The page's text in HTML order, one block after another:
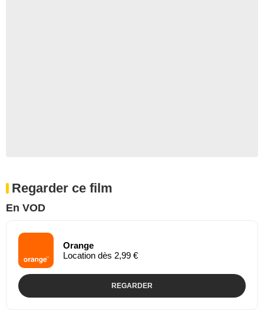
Regarder ce film
En VOD
Orange
Location dès 2,99 €
REGARDER